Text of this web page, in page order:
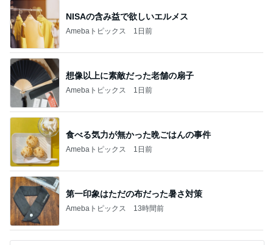
NISAの含み益で欲しいエルメス
Amebaトピックス 1日前
想像以上に素敵だった老舗の扇子
Amebaトピックス 1日前
食べる気力が無かった晩ごはんの事件
Amebaトピックス 1日前
第一印象はただの布だった暑さ対策
Amebaトピックス 13時間前